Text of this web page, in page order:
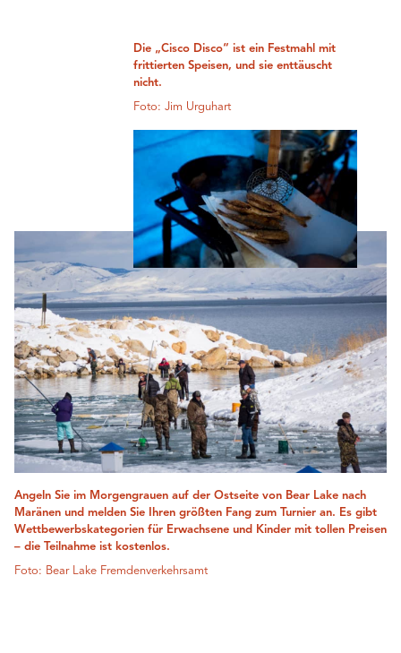
Die „Cisco Disco“ ist ein Festmahl mit
frittierten Speisen, und sie enttäuscht
nicht.
Foto: Jim Urguhart
Angeln Sie im Morgengrauen auf der Ostseite von Bear Lake nach
Maränen und melden Sie Ihren größten Fang zum Turnier an. Es gibt
Wettbewerbskategorien für Erwachsene und Kinder mit tollen Preisen
– die Teilnahme ist kostenlos.
Foto: Bear Lake Fremdenverkehrsamt